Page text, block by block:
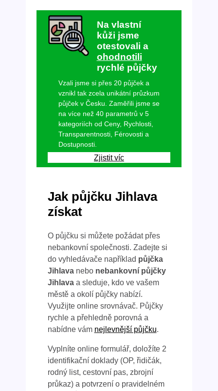
Na vlastní
kůži jsme
otestovali a
ohodnotili
rychlé půjčky
Vzali jsme si přes 20 půjček a
vznikl tak zcela unikátní průzkum
půjček v Česku. Zaměřili jsme se
na více než 40 parametrů v 5
kategoriích od Ceny, Rychlosti,
Transparentnosti, Férovosti a
Dostupnosti.
Zjistit víc
Jak půjčku Jihlava
získat
O půjčku si můžete požádat přes
nebankovní společnosti. Zadejte si
do vyhledávače například půjčka
Jihlavanebo nebankovní půjčky
Jihlavaa sleduje, kdo ve vašem
městě a okolí půjčky nabízí.
Využijte online srovnávač. Půjčky
rychle a přehledně porovná a
nabídne vám nejlevnější půjčku.
Vyplníte online formulář, doložíte 2
identifikační doklady (OP, řidičák,
rodný list, cestovní pas, zbrojní
průkaz) a potvrzení o pravidelném